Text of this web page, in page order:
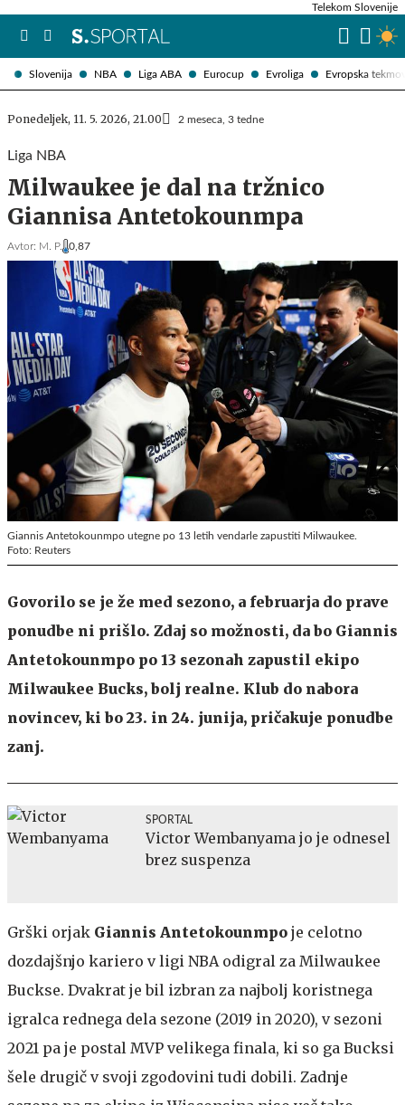
Slovenija NBA Liga ABA Eurocup Evroliga Evropska
Telekom Slovenije
Ponedeljek, 11. 5. 2026, 21.00 2 meseca, 3 tedne
Liga NBA
Milwaukee je dal na tržnico
Giannisa Antetokounmpa
Avtor: M. P. 0,87
Giannis Antetokounmpo utegne po 13 letih vendarle zapustiti Milwaukee.
Foto: Reuters
Govorilo se je že med sezono, a februarja do prave
ponudbe ni prišlo. Zdaj so možnosti, da bo Giannis
Antetokounmpo po 13 sezonah zapustil ekipo
Milwaukee Bucks, bolj realne. Klub do nabora
novincev, ki bo 23. in 24. junija, pričakuje ponudbe
zanj.
SPORTAL
Victor Wembanyama jo je odnesel
brez suspenza
Grški orjak Giannis Antetokounmpo je celotno
dozdajšnjo kariero v ligi NBA odigral za Milwaukee
Buckse. Dvakrat je bil izbran za najbolj koristnega
igralca rednega dela sezone (2019 in 2020), v sezoni
2021 pa je postal MVP velikega finala, ki so ga Bucksi
šele drugič v svoji zgodovini tudi dobili. Zadnje